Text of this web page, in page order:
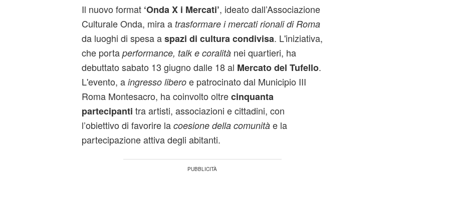
Il nuovo format ‘Onda X i Mercati’, ideato dall’Associazione
Culturale Onda, mira a trasformare i mercati rionali di Roma
da luoghi di spesa aspazi di cultura condivisa. L'iniziativa,
che porta performance, talk e coralitànei quartieri, ha
debuttato sabato 13 giugno dalle 18 al Mercato del Tufello.
L'evento, a ingresso liberoe patrocinato dal Municipio III
Roma Montesacro, ha coinvolto oltrecinquanta
partecipanti tra artisti, associazioni e cittadini, con
l’obiettivo di favorire la coesione della comunitàe la
partecipazione attiva degli abitanti.